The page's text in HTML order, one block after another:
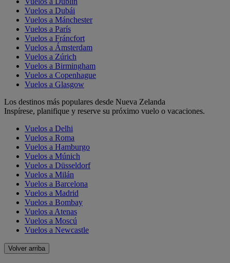
Vuelos a Dubái
Vuelos a Mánchester
Vuelos a París
Vuelos a Fráncfort
Vuelos a Ámsterdam
Vuelos a Zúrich
Vuelos a Birmingham
Vuelos a Copenhague
Vuelos a Glasgow
Los destinos más populares desde Nueva Zelanda
Inspírese, planifique y reserve su próximo vuelo o vacaciones.
Vuelos a Delhi
Vuelos a Roma
Vuelos a Hamburgo
Vuelos a Múnich
Vuelos a Düsseldorf
Vuelos a Milán
Vuelos a Barcelona
Vuelos a Madrid
Vuelos a Bombay
Vuelos a Atenas
Vuelos a Moscú
Vuelos a Newcastle
Volver arriba